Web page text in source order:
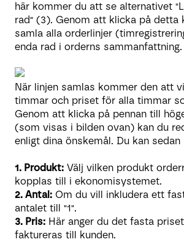
här kommer du att se alternativet
rad" (3). Genom att klicka på detta
samla alla orderlinjer
enda rad i orderns sammanfattning.
När linjen samlas kommer den att
timmar och priset för alla timmar
Genom att klicka på pennan till
(som visas i bilden ovan) kan du
enligt dina önskemål. Du kan sedan
1. Produkt: Välj vilken produkt
kopplas till i ekonomisystemet.
2. Antal: Om du vill inkludera ett
antalet till "1".
3. Pris: Här anger du det fasta
faktureras till kunden.